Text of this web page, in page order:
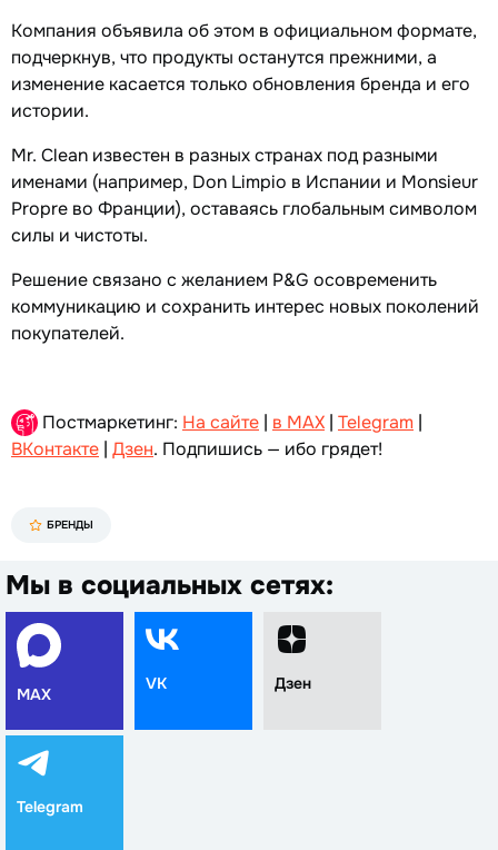
Компания объявила об этом в официальном формате,
подчеркнув, что продукты останутся прежними, а
изменение касается только обновления бренда и его
истории.
Mr. Clean известен в разных странах под разными
именами (например, Don Limpio в Испании и Monsieur
Propre во Франции), оставаясь глобальным символом
силы и чистоты.
Решение связано с желанием P&G осовременить
коммуникацию и сохранить интерес новых поколений
покупателей.
Постмаркетинг: На сайте | в MAX | Telegram |
ВКонтакте | Дзен. Подпишись — ибо грядет!
БРЕНДЫ
Мы в социальных сетях:
MAX
VK Дзен
Telegram